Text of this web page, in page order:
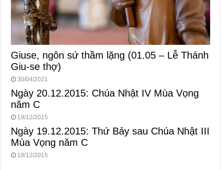
Giuse, ngôn sứ thầm lặng (01.05 – Lễ Thánh
Giu-se thợ)
30/04/2021
Ngày 20.12.2015: Chúa Nhật IV Mùa Vọng
năm C
19/12/2015
Ngày 19.12.2015: Thứ Bảy sau Chúa Nhật III
Mùa Vọng năm C
18/12/2015